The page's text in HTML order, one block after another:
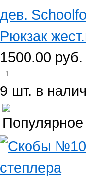
Рюкзак
1500.00 руб.
9 шт. в